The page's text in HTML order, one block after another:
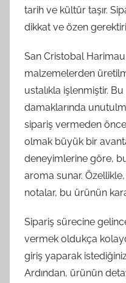
tarih ve kültür taşır.
dikkat ve özen
San Cristobal
malzemelerden
ustalıkla işlenmiştir. Bu
damaklarında
sipariş vermeden
olmak büyük bir
deneyimlerine göre,
aroma sunar. Özellikle,
notalar, bu ürünün
Sipariş sürecine
vermek oldukça
giriş yaparak
Ardından, ürünün